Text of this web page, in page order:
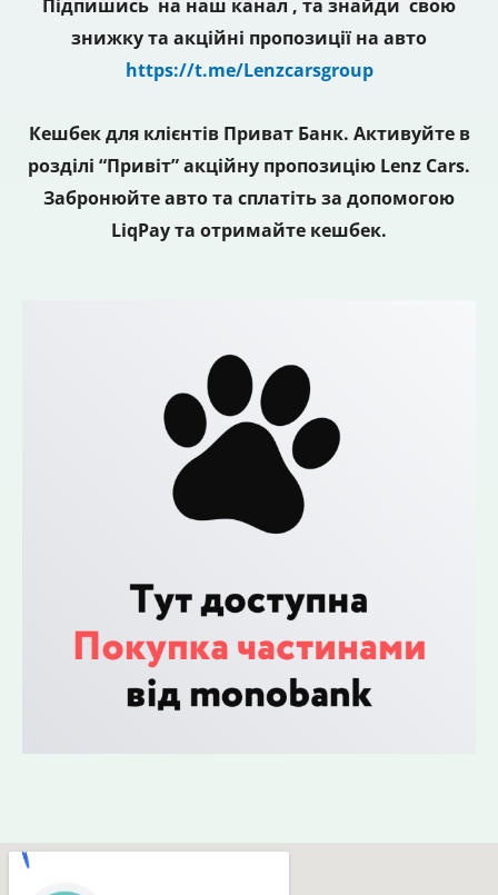
Підпишись на наш канал , та знайди свою
знижку та акційні пропозиції на авто
https://t.me/Lenzcarsgroup
Кешбек для клієнтів Приват Банк. Активуйте в
розділі “Привіт” акційну пропозицію Lenz Cars.
Забронюйте авто та сплатіть за допомогою
LiqPay та отримайте кешбек.